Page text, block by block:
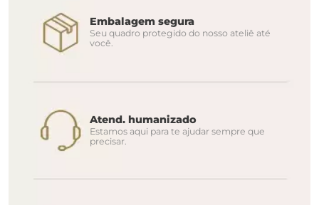
Embalagem segura
Seu quadro protegido do nosso ateliê até
você.
Atend. humanizado
Estamos aqui para te ajudar sempre que
precisar.